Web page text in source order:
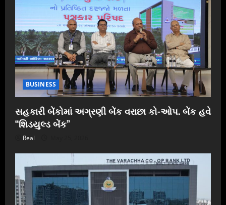
BUSINESS
સહકારી બેંકોમાં અગ્રણી બેંક વરાછા કો-ઓપ. બેંક હવે
“શિડયુલ્ડ બેંક”
Real